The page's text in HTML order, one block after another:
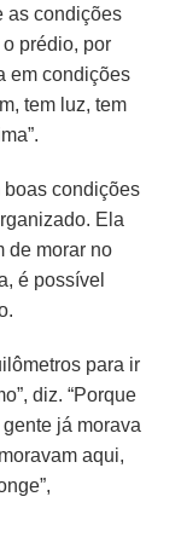
as condições
prédio, por
em condições
tem luz, tem
boas condições
Ela
de morar no
é possível
para ir
diz. “Porque
já morava
aqui,